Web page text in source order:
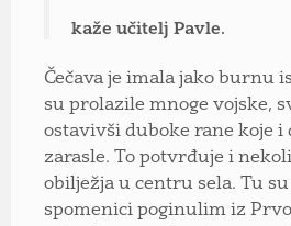
kaže učitelj Pavle.
Čečava je imala jako burnu
su prolazile mnoge vojske,
ostavivši duboke rane koje i
zarasle. To potvrđuje i
obilježja u centru sela. Tu
spomenici poginulim iz